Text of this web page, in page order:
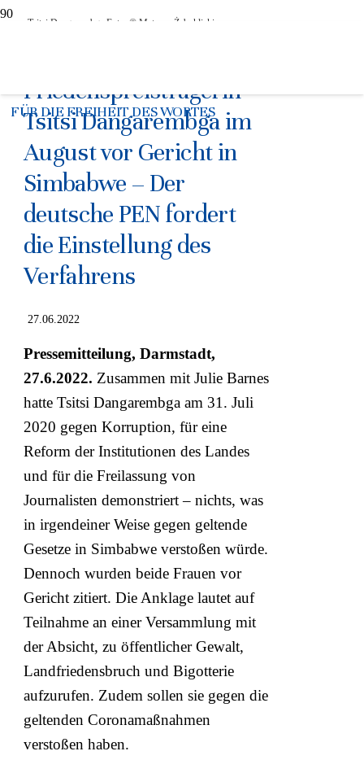
FÜR DIE FREIHEIT DES WORTES
Tsitsi Dangarembga Foto: © Mateusz Żaboklicki
Friedenspreisträgerin
Tsitsi Dangarembga im
August vor Gericht in
Simbabwe – Der
deutsche PEN fordert
die Einstellung des
Verfahrens
27.06.2022
Pressemitteilung, Darmstadt,
27.6.2022. Zusammen mit Julie Barnes
hatte Tsitsi Dangarembga am 31. Juli
2020 gegen Korruption, für eine
Reform der Institutionen des Landes
und für die Freilassung von
Journalisten demonstriert – nichts, was
in irgendeiner Weise gegen geltende
Gesetze in Simbabwe verstoßen würde.
Dennoch wurden beide Frauen vor
Gericht zitiert. Die Anklage lautet auf
Teilnahme an einer Versammlung mit
der Absicht, zu öffentlicher Gewalt,
Landfriedensbruch und Bigotterie
aufzurufen. Zudem sollen sie gegen die
geltenden Coronamaßnahmen
verstoßen haben.